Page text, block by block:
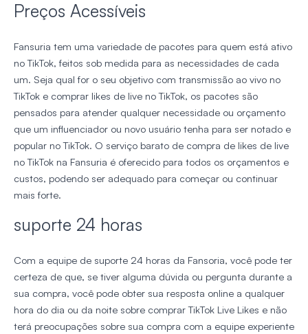
Preços Acessíveis
Fansuria tem uma variedade de pacotes para quem está ativo
no TikTok, feitos sob medida para as necessidades de cada
um. Seja qual for o seu objetivo com transmissão ao vivo no
TikTok e comprar likes de live no TikTok, os pacotes são
pensados para atender qualquer necessidade ou orçamento
que um influenciador ou novo usuário tenha para ser notado e
popular no TikTok. O serviço barato de compra de likes de live
no TikTok na Fansuria é oferecido para todos os orçamentos e
custos, podendo ser adequado para começar ou continuar
mais forte.
suporte 24 horas
Com a equipe de suporte 24 horas da Fansoria, você pode ter
certeza de que, se tiver alguma dúvida ou pergunta durante a
sua compra, você pode obter sua resposta online a qualquer
hora do dia ou da noite sobre comprar TikTok Live Likes e não
terá preocupações sobre sua compra com a equipe experiente